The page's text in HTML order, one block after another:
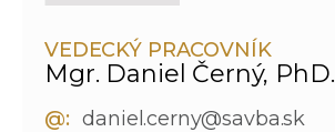
VEDECKÝ PRACOVNÍK
Mgr. Daniel Černý, PhD.
@: daniel.cerny@savba.sk